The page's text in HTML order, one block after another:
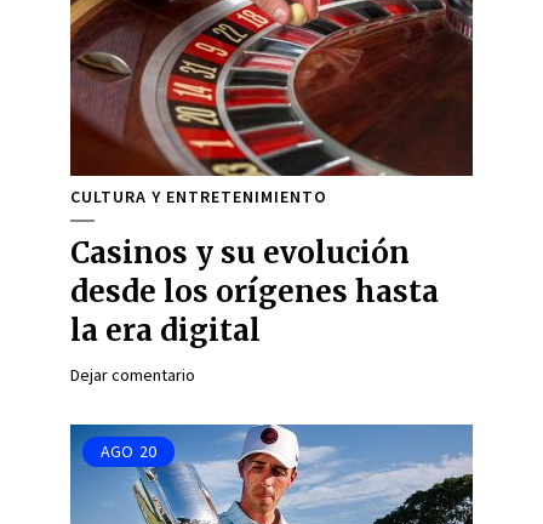
CULTURA Y ENTRETENIMIENTO
Casinos y su evolución
desde los orígenes hasta
la era digital
Dejar comentario
AGO 20